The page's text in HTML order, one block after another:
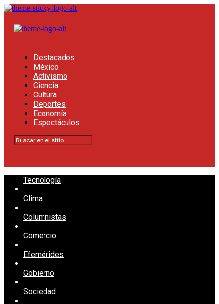
Destacados
México
Activismo
Ciencia
Cultura
Deportes
Economía
Espectáculos
Tecnología
Clima
Columnistas
Comercio
Efemérides
Gobierno
Sociedad